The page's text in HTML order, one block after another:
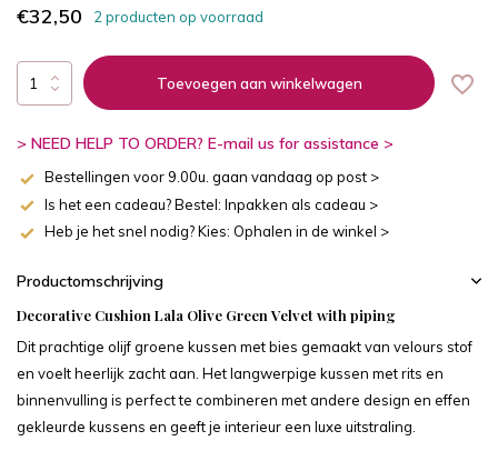
€32,50 2 producten op voorraad
Toevoegen aan winkelwagen
> NEED HELP TO ORDER? E-mail us for assistance >
Bestellingen voor 9.00u. gaan vandaag op post >
Is het een cadeau? Bestel: Inpakken als cadeau >
Heb je het snel nodig? Kies: Ophalen in de winkel >
Productomschrijving
Decorative Cushion Lala Olive Green Velvet with piping
Dit prachtige olijf groene kussen met bies gemaakt van velours stof
en voelt heerlijk zacht aan. Het langwerpige kussen met rits en
binnenvulling is perfect te combineren met andere design en effen
gekleurde kussens en geeft je interieur een luxe uitstraling.